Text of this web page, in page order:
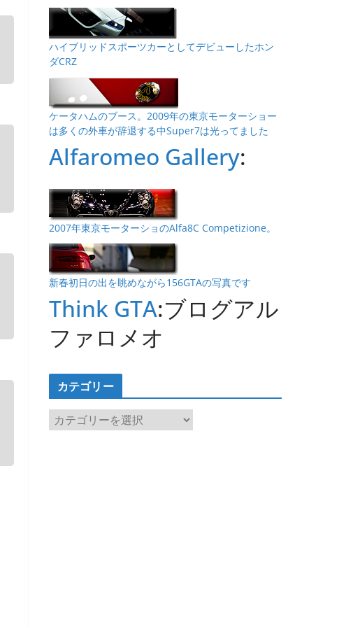
ハイブリッドスポーツカーとしてデビューしたホン
ダCRZ
ケータハムのブース。2009年の東京モーターショー
は多くの外車が辞退する中Super7は光ってました
Alfaromeo Gallery:
2007年東京モーターショのAlfa8C Competizione。
新春初日の出を眺めながら156GTAの写真です
Think GTA:ブログアル
ファロメオ
カテゴリー
カ
テ